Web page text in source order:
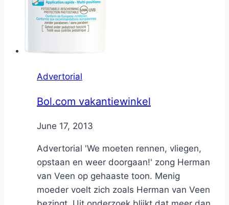
Advertorial
Bol.com vakantiewinkel
ByNicole
June 17, 2013
Advertorial 'We moeten rennen, vliegen,
opstaan en weer doorgaan!' zong Herman
van Veen op gehaaste toon. Menig
moeder voelt zich zoals Herman van Veen